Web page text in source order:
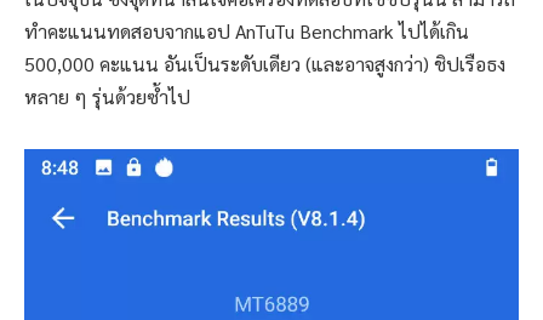
ทำคะแนนทดสอบจากแอป AnTuTu Benchmark ไปได้เกิน
500,000 คะแนน อันเป็นระดับเดียว (และอาจสูงกว่า) ชิปเรือธง
หลาย ๆ รุ่นด้วยซ้ำไป